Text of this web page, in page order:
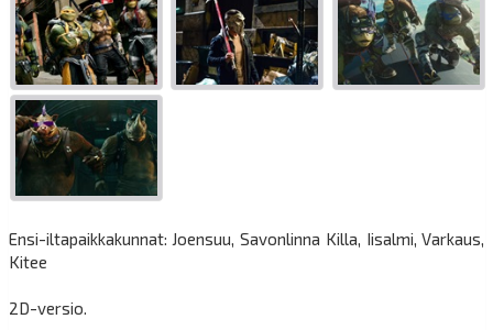
Ensi-iltapaikkakunnat: Joensuu, Savonlinna Killa, Iisalmi, Varkaus,
Kitee
2D-versio.